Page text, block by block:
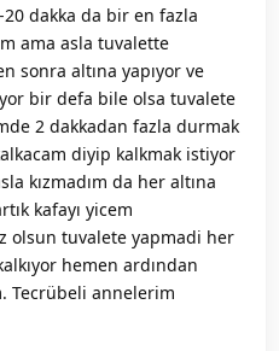
20 dakka da bir en fazla
ama asla tuvalette
sonra altına yapıyor ve
bir defa bile olsa tuvalete
2 dakkadan fazla durmak
diyip kalkmak istiyor
kızmadım da her altına
kafayı yicem
olsun tuvalete yapmadi her
hemen ardından
Tecrübeli annelerim